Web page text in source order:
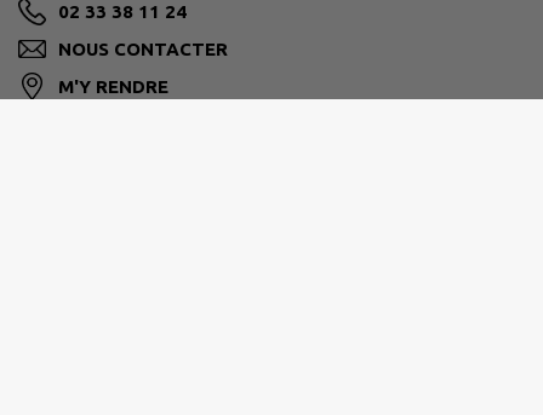
02 33 38 11 24
NOUS CONTACTER
M'Y RENDRE